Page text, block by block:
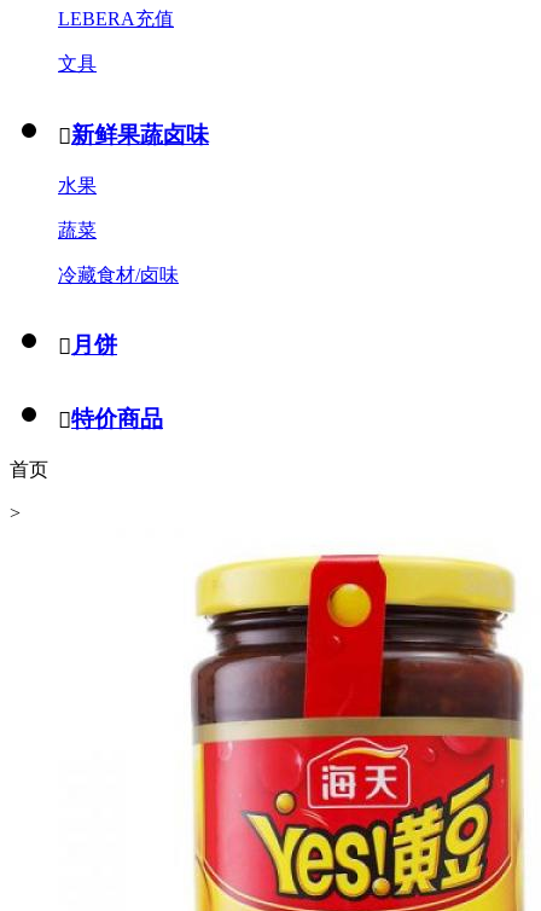
LEBERA充值
文具
新鲜果蔬卤味
水果
蔬菜
冷藏食材/卤味
月饼
特价商品
首页
>